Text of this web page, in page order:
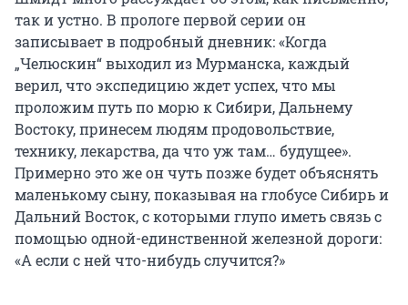
так и устно. В прологе первой серии он
записывает в подробный дневник: «Когда
„Челюскин“ выходил из Мурманска, каждый
верил, что экспедицию ждет успех, что мы
проложим путь по морю к Сибири, Дальнему
Востоку, принесем людям продовольствие,
технику, лекарства, да что уж там… будущее».
Примерно это же он чуть позже будет объяснять
маленькому сыну, показывая на глобусе Сибирь и
Дальний Восток, с которыми глупо иметь связь с
помощью одной-единственной железной дороги:
«А если с ней что-нибудь случится?»